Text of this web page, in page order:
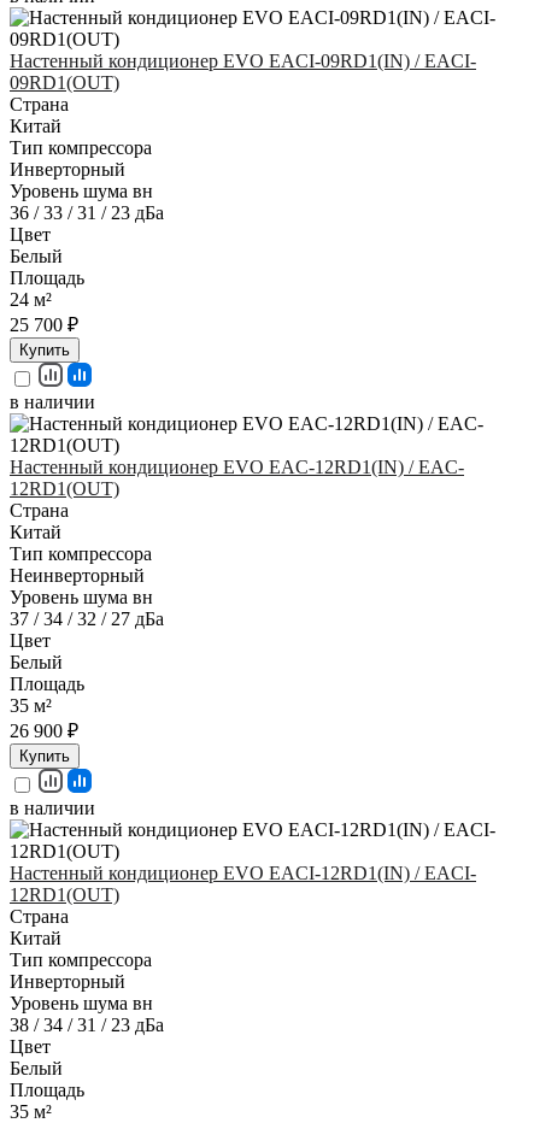
Настенный кондиционер EVO EACI-09RD1(IN) / EACI-
09RD1(OUT)
Страна
Китай
Тип компрессора
Инверторный
Уровень шума вн
36 / 33 / 31 / 23 дБа
Цвет
Белый
Площадь
24 м²
25 700 ₽
Купить
в наличии
Настенный кондиционер EVO EAC-12RD1(IN) / EAC-
12RD1(OUT)
Страна
Китай
Тип компрессора
Неинверторный
Уровень шума вн
37 / 34 / 32 / 27 дБа
Цвет
Белый
Площадь
35 м²
26 900 ₽
Купить
в наличии
Настенный кондиционер EVO EACI-12RD1(IN) / EACI-
12RD1(OUT)
Страна
Китай
Тип компрессора
Инверторный
Уровень шума вн
38 / 34 / 31 / 23 дБа
Цвет
Белый
Площадь
35 м²